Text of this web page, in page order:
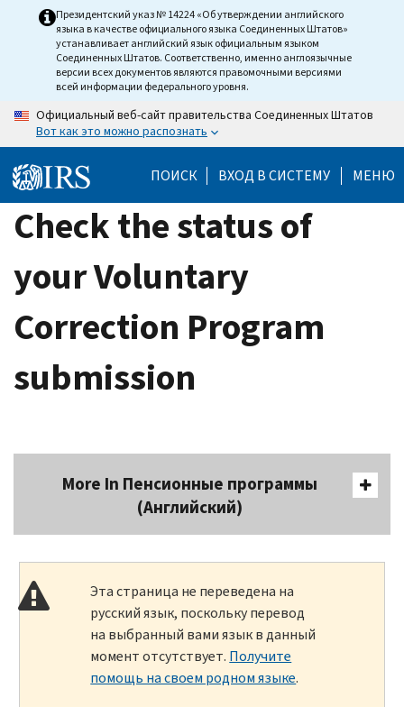
Президентский указ № 14224 «Об утверждении английского
языка в качестве официального языка Соединенных Штатов»
устанавливает английский язык официальным языком
Соединенных Штатов. Соответственно, именно англоязычные
версии всех документов являются правомочными версиями
всей информации федерального уровня.
Официальный веб-сайт правительства Соединенных Штатов
Вот как это можно распознать
ПОИСК ВХОД В СИСТЕМУ МЕНЮ
Check the status of
your Voluntary
Correction Program
submission
More In Пенсионные программы
(Английский)
Эта страница не переведена на
русский язык, поскольку перевод
на выбранный вами язык в данный
момент отсутствует. Получите
помощь на своем родном языке.